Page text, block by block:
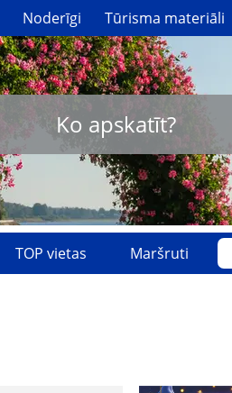
Noderīgi Tūrisma materiāli
Ko apskatīt?
TOP vietas Maršruti